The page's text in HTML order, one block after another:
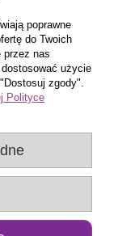
poprawne
do Twoich
przez nas
użycie
zgody".
Polityce